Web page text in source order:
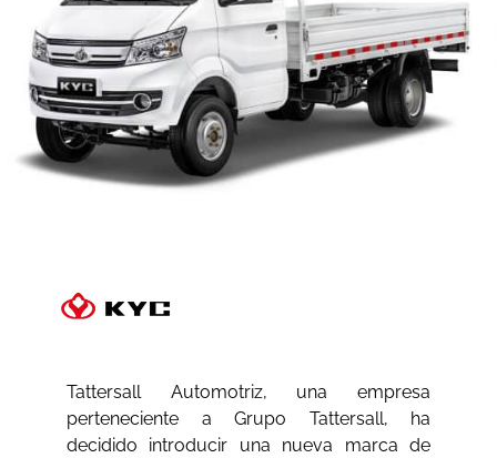
Tattersall Automotriz, una empresa
perteneciente a Grupo Tattersall, ha
decidido introducir una nueva marca de